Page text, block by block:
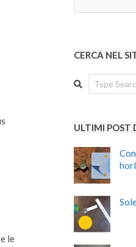
le
CERCA NEL
Search
ULTIMI POST